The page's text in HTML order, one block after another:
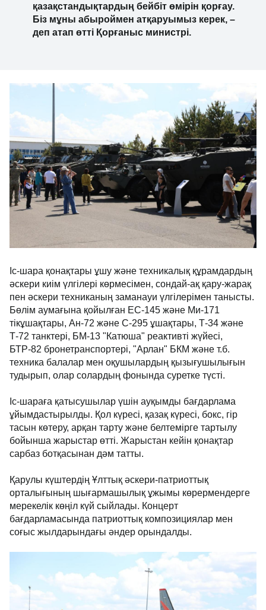
қазақстандықтардың бейбіт өмірін қорғау.
Біз мұны абыроймен атқаруымыз керек, –
деп атап өтті Қорғаныс министрі.
Іс-шара қонақтары ұшу және техникалық құрамдардың
әскери киім үлгілері көрмесімен, сондай-ақ қару-жарақ
пен әскери техниканың заманауи үлгілерімен танысты.
Бөлім аумағына қойылған ЕС-145 және Ми-171
тікұшақтары, Ан-72 және С-295 ұшақтары, Т-34 және
Т-72 танктері, БМ-13 "Катюша" реактивті жүйесі,
БТР-82 бронетранспортері, "Арлан" БКМ және т.б.
техника балалар мен оқушылардың қызығушылығын
тудырып, олар солардың фонында суретке түсті.
Іс-шараға қатысушылар үшін ауқымды бағдарлама
ұйымдастырылды. Қол күресі, қазақ күресі, бокс, гір
тасын көтеру, арқан тарту және белтемірге тартылу
бойынша жарыстар өтті. Жарыстан кейін қонақтар
сарбаз ботқасынан дәм татты.
Қарулы күштердің Ұлттық әскери-патриоттық
орталығының шығармашылық ұжымы көрермендерге
мерекелік көңіл күй сыйлады. Концерт
бағдарламасында патриоттық композициялар мен
соғыс жылдарындағы әндер орындалды.